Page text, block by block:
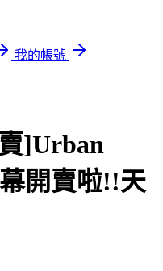
我的帳號
]Urban
開賣啦!!天